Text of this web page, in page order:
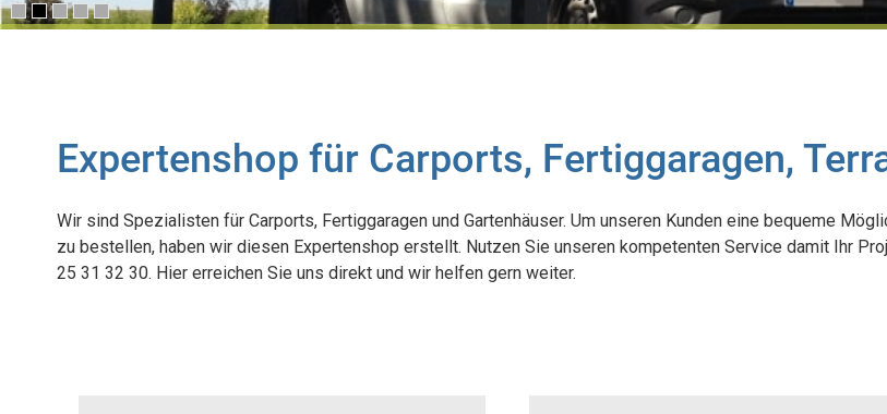
Expertenshop für Carports, Fertiggaragen,
Wir sind Spezialisten für Carports, Fertiggaragen und Gartenhäuser. Um unseren Kunden eine bequeme
zu bestellen, haben wir diesen Expertenshop erstellt. Nutzen Sie unseren kompetenten Service damit Ihr
25 31 32 30. Hier erreichen Sie uns direkt und wir helfen gern weiter.